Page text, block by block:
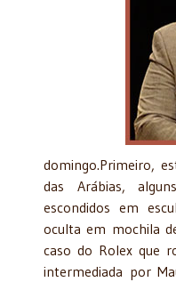
domingo.Primeiro,
das Arábias,
escondidos em
oculta em mochila
caso do Rolex que
intermediada por